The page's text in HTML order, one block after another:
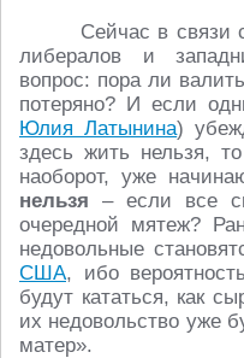
Сейчас в связи
либералов и
вопрос: пора ли
потеряно? И если
Юлия Латынина)
здесь жить нельзя,
наоборот, уже
нельзя – если все
очередной мятеж?
недовольные
США, ибо
будут кататься, как
их недовольство уже
матер».